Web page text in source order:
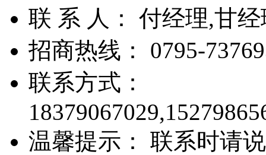
联 系 人： 付经理,甘
招商热线： 0795-
联系方式：
温馨提示： 联系时请